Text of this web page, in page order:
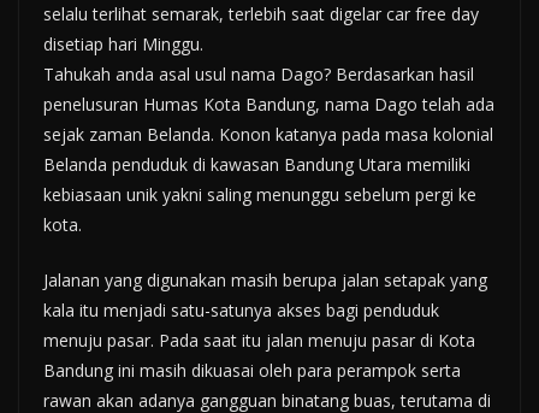
selalu terlihat semarak, terlebih saat digelar car free day
disetiap hari Minggu.
Tahukah anda asal usul nama Dago? Berdasarkan hasil
penelusuran Humas Kota Bandung, nama Dago telah ada
sejak zaman Belanda. Konon katanya pada masa kolonial
Belanda penduduk di kawasan Bandung Utara memiliki
kebiasaan unik yakni saling menunggu sebelum pergi ke
kota.
Jalanan yang digunakan masih berupa jalan setapak yang
kala itu menjadi satu-satunya akses bagi penduduk
menuju pasar. Pada saat itu jalan menuju pasar di Kota
Bandung ini masih dikuasai oleh para perampok serta
rawan akan adanya gangguan binatang buas, terutama di